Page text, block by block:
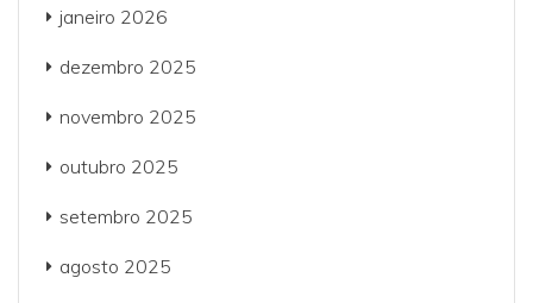
janeiro 2026
dezembro 2025
novembro 2025
outubro 2025
setembro 2025
agosto 2025